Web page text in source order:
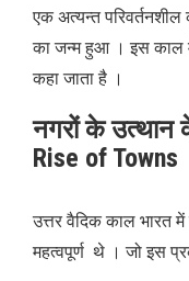
एक अत्यन्त
का जन्म हुआ । इस काल
कहा जाता है ।
नगरों के उत्थान
Rise of Towns
उत्तर वैदिक काल भारत
महत्वपूर्ण थे । जो इस